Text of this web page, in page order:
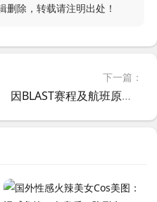
删除，转载请注明出处！
下一篇：
因BLAST赛程及航班原因，星环杯S1赛事TYLOO选择弃赛，替补顺位的LastBullet战队顶替